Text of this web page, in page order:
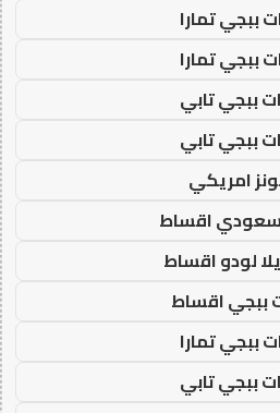
ببجي تمارا
ببجي تمارا
ببجي تابي
ببجي تابي
امريكي
سعودي اقساط
لودو اقساط
ببجي اقساط
ببجي تمارا
ببجي تابي